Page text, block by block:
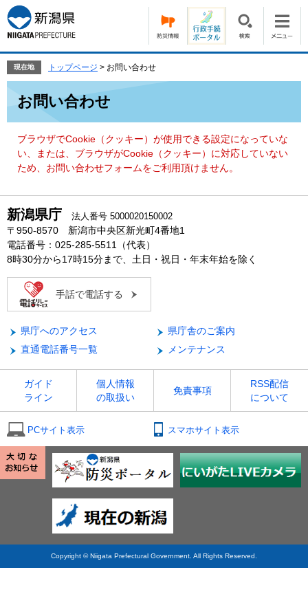
ー
ジ
の
頭
す。
ニ
ュ
ー
飛
て
現在地 トップページ > お問い合わせ
お問い合わせ
ブラウザでCookie（クッキー）が使用できる設定になっていな
い、または、ブラウザがCookie（クッキー）に対応していない
ため、お問い合わせフォームをご利用頂けません。
新潟県庁 法人番号 5000020150002
〒950-8570 新潟市中央区新光町4番地1
電話番号：025-285-5511（代表）
8時30分から17時15分まで、土日・祝日・年末年始を除く
手話で電話する
県庁へのアクセス
県庁舎のご案内
直通電話番号一覧
メンテナンス
ガイド
ライン
個人情報
の取扱い
免責事項
RSS配信
について
PCサイト表示 スマホサイト表示
Copyright © Niigata Prefectural Government. All Rights Reserved.